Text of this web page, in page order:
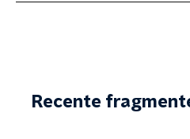
Recente